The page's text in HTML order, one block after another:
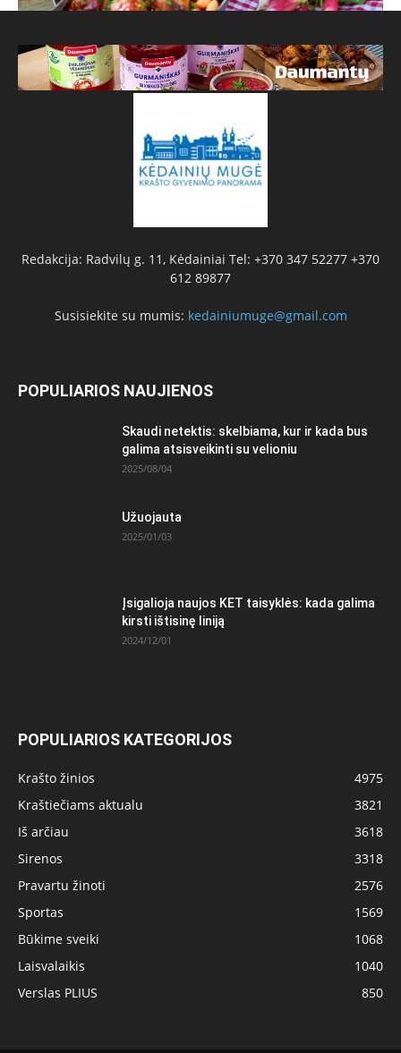
Redakcija: Radvilų g. 11, Kėdainiai Tel: +370 347 52277 +370
612 89877
Susisiekite su mumis: kedainiumuge@gmail.com
POPULIARIOS NAUJIENOS
Skaudi netektis: skelbiama, kur ir kada bus
galima atsisveikinti su velioniu
2025/08/04
Užuojauta
2025/01/03
Įsigalioja naujos KET taisyklės: kada galima
kirsti ištisinę liniją
2024/12/01
POPULIARIOS KATEGORIJOS
Krašto žinios
4975
Kraštiečiams aktualu
3821
Iš arčiau
3618
Sirenos
3318
Pravartu žinoti
2576
Sportas
1569
Būkime sveiki
1068
Laisvalaikis
1040
Verslas PLIUS
850